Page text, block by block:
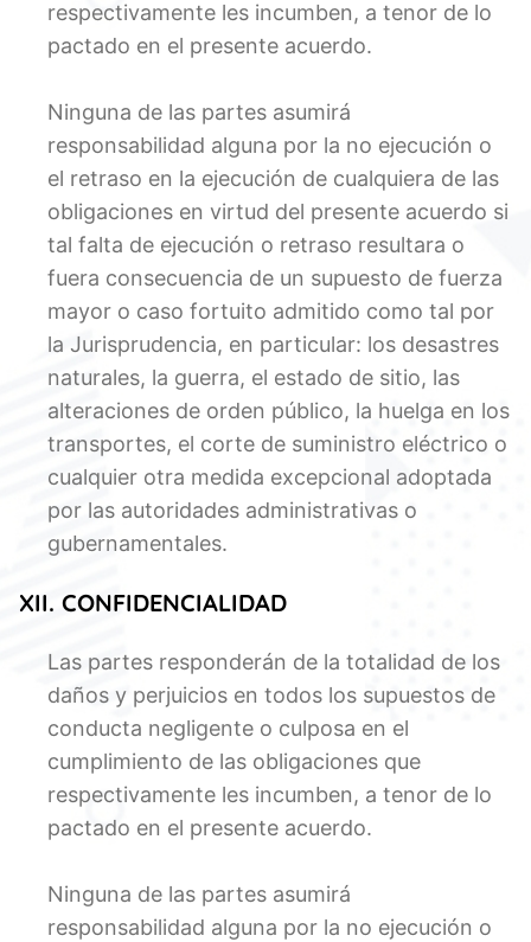
respectivamente les incumben, a tenor de lo
pactado en el presente acuerdo.
Ninguna de las partes asumirá
responsabilidad alguna por la no ejecución o
el retraso en la ejecución de cualquiera de las
obligaciones en virtud del presente acuerdo si
tal falta de ejecución o retraso resultara o
fuera consecuencia de un supuesto de fuerza
mayor o caso fortuito admitido como tal por
la Jurisprudencia, en particular: los desastres
naturales, la guerra, el estado de sitio, las
alteraciones de orden público, la huelga en los
transportes, el corte de suministro eléctrico o
cualquier otra medida excepcional adoptada
por las autoridades administrativas o
gubernamentales.
XII. CONFIDENCIALIDAD
Las partes responderán de la totalidad de los
daños y perjuicios en todos los supuestos de
conducta negligente o culposa en el
cumplimiento de las obligaciones que
respectivamente les incumben, a tenor de lo
pactado en el presente acuerdo.
Ninguna de las partes asumirá
responsabilidad alguna por la no ejecución o